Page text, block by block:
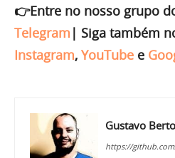
👉Entre no nosso grupo
Telegram | Siga também
Instagram, YouTube e
Gustavo
https://